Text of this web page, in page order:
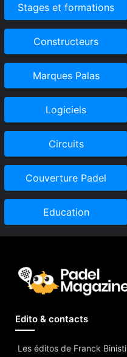
Stages et formations
Constructeurs
Marques Palas
Logiciels
Circuits
Couverture Padel
Education
Edito & contacts
Les éditos de Franck Binisti